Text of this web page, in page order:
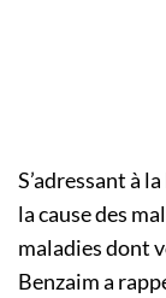
S’adressant à
la cause des
maladies dont
Benzaim a